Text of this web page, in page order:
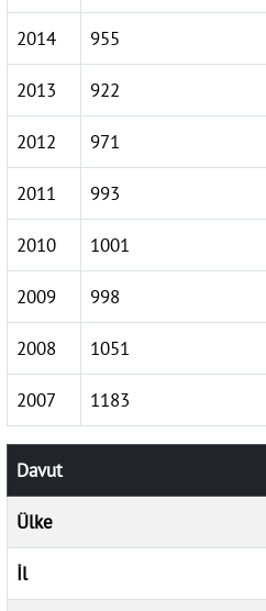
2014 955
2013 922
2012 971
2011 993
2010 1001
2009 998
2008 1051
2007 1183
Davut
Ülke
İl